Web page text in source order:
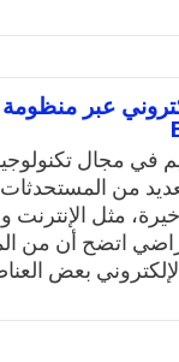
باستخدام
وإنتاج
فكان لا بد
هذه
الدراسة
الاختبارات
ظفار في
Twitter
Email
عبر منظومة
في مجال تكنولوجيا
من المستحدثات
مثل الإنترنت
اتضح أن من
الإلكتروني بعض
الإلكتروني
ومنتديات